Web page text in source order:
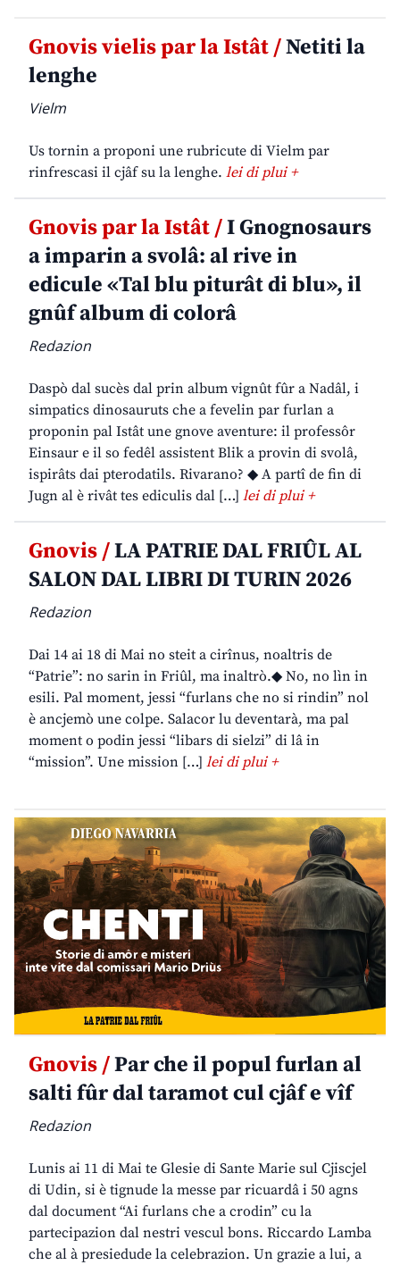
Gnovis vielis par la Istât /Netiti la
lenghe
Vielm
Us tornin a proponi une rubricute di Vielm par
rinfrescasi il cjâf su la lenghe. lei di plui +
Gnovis par la Istât /I Gnognosaurs
a imparin a svolâ: al rive in
edicule «Tal blu piturât di blu», il
gnûf album di colorâ
Redazion
Daspò dal sucès dal prin album vignût fûr a Nadâl, i
simpatics dinosauruts che a fevelin par furlan a
proponin pal Istât une gnove aventure: il professôr
Einsaur e il so fedêl assistent Blik a provin di svolâ,
ispirâts dai pterodatils. Rivarano? ◆ A partî de fin di
Jugn al è rivât tes ediculis dal […] lei di plui +
Gnovis /LA PATRIE DAL FRIÛL AL
SALON DAL LIBRI DI TURIN 2026
Redazion
Dai 14 ai 18 di Mai no steit a cirînus, noaltris de
“Patrie”: no sarin in Friûl, ma inaltrò.◆ No, no lìn in
esili. Pal moment, jessi “furlans che no si rindin” nol
è ancjemò une colpe. Salacor lu deventarà, ma pal
moment o podin jessi “libars di sielzi” di lâ in
“mission”. Une mission […] lei di plui +
Gnovis /Par che il popul furlan al
salti fûr dal taramot cul cjâf e vîf
Redazion
Lunis ai 11 di Mai te Glesie di Sante Marie sul Cjiscjel
di Udin, si è tignude la messe par ricuardâ i 50 agns
dal document “Ai furlans che a crodin” cu la
partecipazion dal nestri vescul bons. Riccardo Lamba
che al à presiedude la celebrazion. Un grazie a lui, a